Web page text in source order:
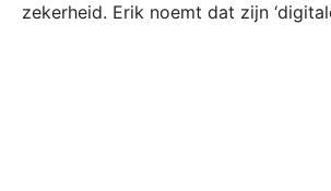
zekerheid. Erik noemt dat zijn